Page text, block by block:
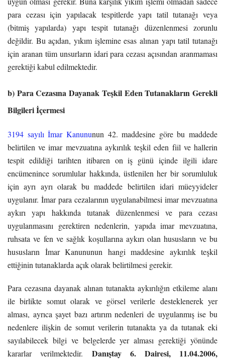
para cezası için yapılacak tespitlerde yapı tatil tutanağı veya
(bitmiş yapılarda) yapı tespit tutanağı düzenlenmesi zorunlu
değildir. Bu açıdan, yıkım işlemine esas alınan yapı tatil tutanağı
için aranan tüm unsurların idari para cezası açısından aranmaması
gerektiği kabul edilmektedir.
b) Para Cezasına Dayanak Teşkil Eden Tutanakların Gerekli
Bilgileri İçermesi
3194 sayılı İmar Kanununun 42. maddesine göre bu maddede
belirtilen ve imar mevzuatına aykırılık teşkil eden fiil ve hallerin
tespit edildiği tarihten itibaren on iş günü içinde ilgili idare
encümenince sorumlular hakkında, üstlenilen her bir sorumluluk
için ayrı ayrı olarak bu maddede belirtilen idari müeyyideler
uygulanır. İmar para cezalarının uygulanabilmesi imar mevzuatına
aykırı yapı hakkında tutanak düzenlenmesi ve para cezası
uygulanmasını gerektiren nedenlerin, yapıda imar mevzuatına,
ruhsata ve fen ve sağlık koşullarına aykırı olan hususların ve bu
hususların İmar Kanununun hangi maddesine aykırılık teşkil
ettiğinin tutanaklarda açık olarak belirtilmesi gerekir.
Para cezasına dayanak alınan tutanakta aykırılığın etkileme alanı
ile birlikte somut olarak ve görsel verilerle desteklenerek yer
alması, ayrıca şayet bazı artırım nedenleri de uygulanmış ise bu
nedenlere ilişkin de somut verilerin tutanakta ya da tutanak eki
sayılabilecek bilgi ve belgelerde yer alması gerektiği yönünde
kararlar verilmektedir. Danıştay 6. Dairesi, 11.04.2006,